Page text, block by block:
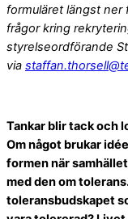
formuläret längst ner
frågor kring
styrelseordförande
via
Tankar blir tack och
Om något brukar
formen när
med den om
toleransbudskapet